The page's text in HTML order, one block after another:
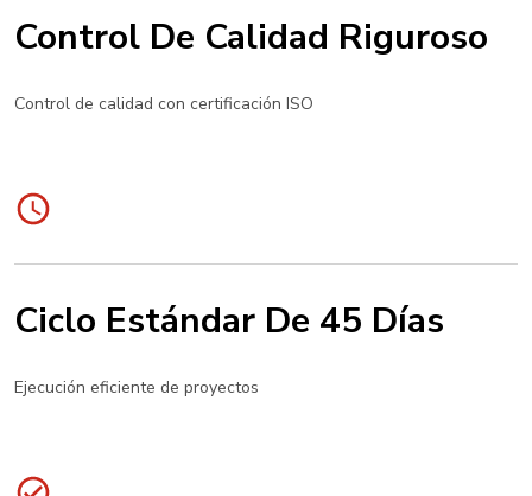
Control De Calidad Riguroso
Control de calidad con certificación ISO
Ciclo Estándar De 45 Días
Ejecución eficiente de proyectos